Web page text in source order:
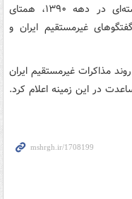
ارزشمند سوئیس در جریان مذاکرات هسته‌ای در دهه ۱۳۹۰، همتای
غیرمستقیم ایران و
مذاکرات غیرمستقیم ایران
در این زمینه اعلام کرد.